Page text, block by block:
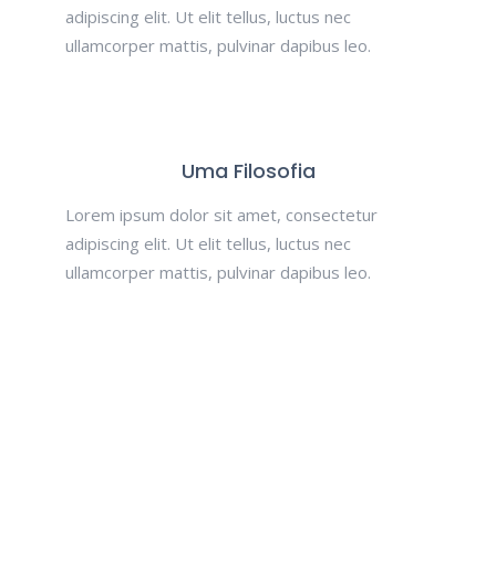
adipiscing elit. Ut elit tellus, luctus nec
ullamcorper mattis, pulvinar dapibus leo.
Uma Filosofia
Lorem ipsum dolor sit amet, consectetur
adipiscing elit. Ut elit tellus, luctus nec
ullamcorper mattis, pulvinar dapibus leo.